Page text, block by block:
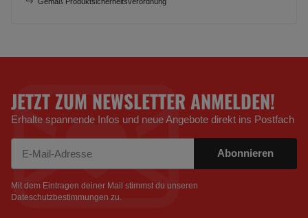
JETZT ZUM NEWSLETTER ANMELDEN!
Erhalte spannende Infos und neue Angebote direkt ins Postfach
Abonnieren
Mit dem Eintragen deiner Mail stimmst du unseren
Dateschutzbestimmungen zu.